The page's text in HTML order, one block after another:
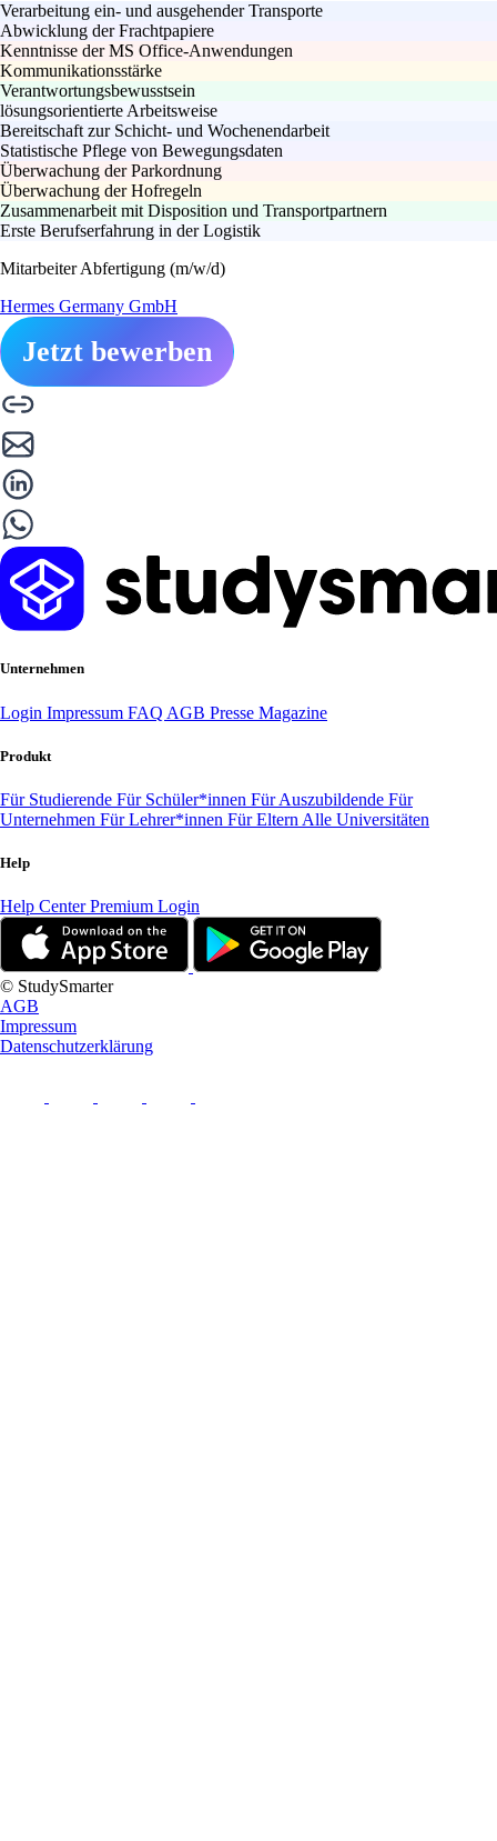
Verarbeitung ein- und ausgehender Transporte
Abwicklung der Frachtpapiere
Kenntnisse der MS Office-Anwendungen
Kommunikationsstärke
Verantwortungsbewusstsein
lösungsorientierte Arbeitsweise
Bereitschaft zur Schicht- und Wochenendarbeit
Statistische Pflege von Bewegungsdaten
Überwachung der Parkordnung
Überwachung der Hofregeln
Zusammenarbeit mit Disposition und Transportpartnern
Erste Berufserfahrung in der Logistik
Mitarbeiter Abfertigung (m/w/d)
Hermes Germany GmbH
Jetzt bewerben
Unternehmen
Login Impressum FAQ AGB Presse Magazine
Produkt
Für Studierende Für Schüler*innen Für Auszubildende Für
Unternehmen Für Lehrer*innen Für Eltern Alle Universitäten
Help
Help CenterPremium Login
© StudySmarter
AGB
Impressum
Datenschutzerklärung